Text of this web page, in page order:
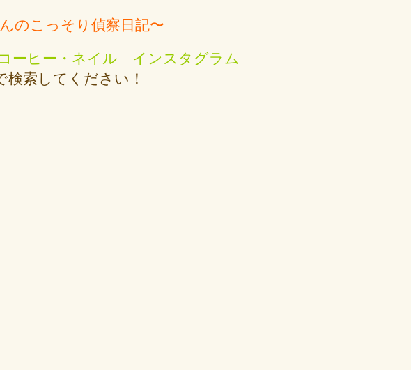
のこっそり偵察日記〜
ーヒー・ネイル インスタグラム
索してください！